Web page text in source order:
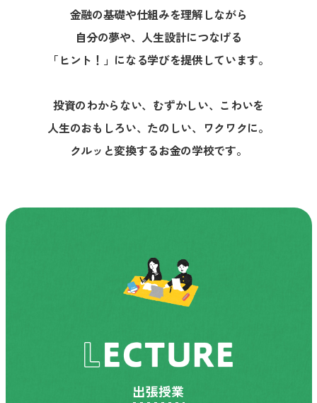
金融の基礎や仕組みを理解しながら
自分の夢や、人生設計につなげる
「ヒント！」になる学びを提供しています。
投資のわからない、むずかしい、こわいを
人生のおもしろい、たのしい、ワクワクに。
クルッと変換するお金の学校です。
出張授業